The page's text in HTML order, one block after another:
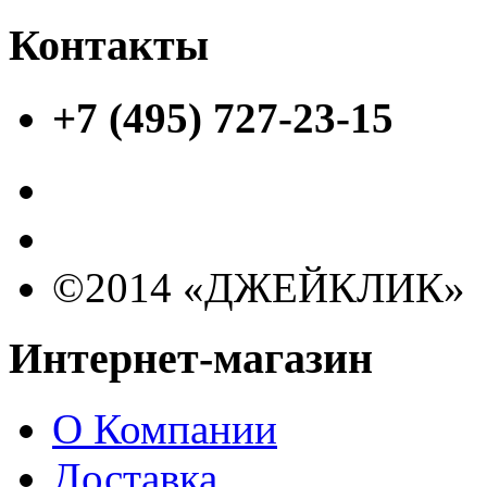
Контакты
+7 (495) 727-23-15
©2014 «ДЖЕЙКЛИК»
Интернет-магазин
О Компании
Доставка